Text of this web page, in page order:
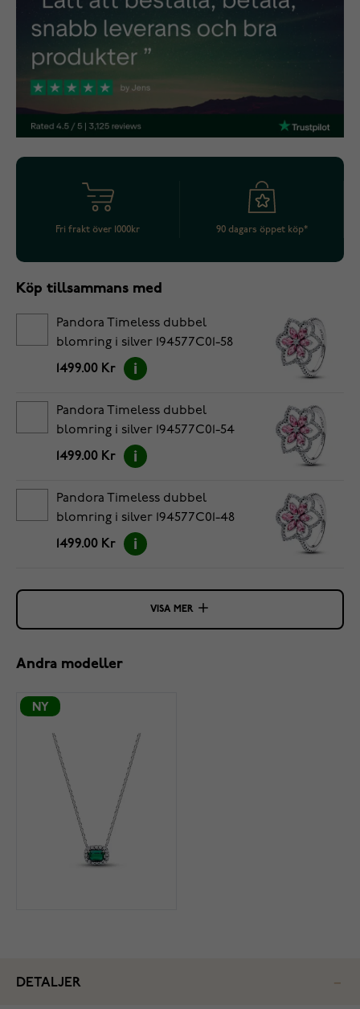
Fri frakt över 1000kr 90 dagars öppet köp*
Köp tillsammans med
Pandora Timeless dubbel
blomring i silver 194577C01-58
1499.00 Kr
Pandora Timeless dubbel
blomring i silver 194577C01-54
1499.00 Kr
Pandora Timeless dubbel
blomring i silver 194577C01-48
1499.00 Kr
VISA MER
Andra modeller
NY
DETALJER